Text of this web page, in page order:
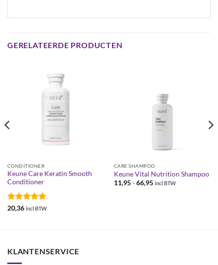
GERELATEERDE PRODUCTEN
CONDITIONER
Keune Care Keratin Smooth
Conditioner
Gewaardeerd
20,36 incl BTW
CARE SHAMPOO
Keune Vital Nutrition Shampoo
11,95 - 66,95Prijsklasse:
incl BTW
KLANTENSERVICE